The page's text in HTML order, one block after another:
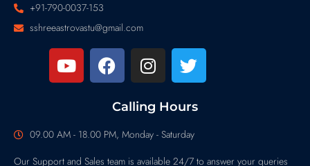
+91-790-0037-153
sshreeastrovastu@gmail.com
Calling Hours
09.00 AM - 18.00 PM, Monday - Saturday
Our Support and Sales team is available 24/7 to answer your queries